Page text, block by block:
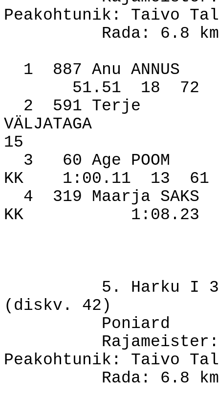
Peakohtunik: Taivo
Rada: 6.8 km
1
887 Anu ANNUS
51.51
18
72
2
591 Terje
VÄLJATAGA
15
3
60 Age POOM
KK
1:00.11 13
61
4
319 Maarja SAKS
KK
1:08.23
5. Harku I
(diskv. 42)
Poniard
Peakohtunik: Taivo
Rada: 6.8 km